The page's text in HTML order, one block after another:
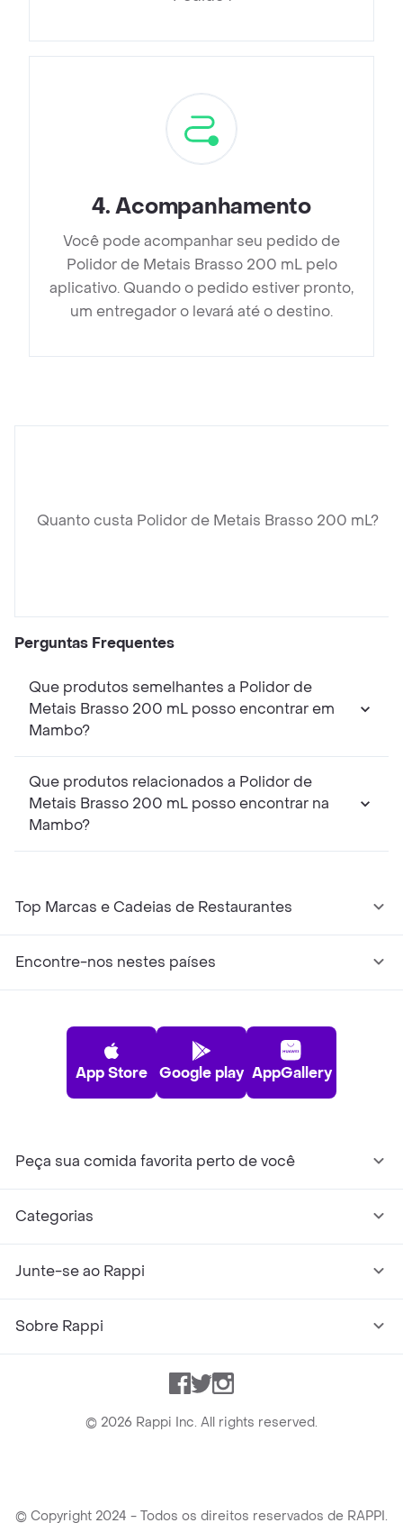
4.Acompanhamento
Você pode acompanhar seu pedido de
Polidor de Metais Brasso 200 mL pelo
aplicativo. Quando o pedido estiver pronto,
um entregador o levará até o destino.
Quanto custa Polidor de Metais Brasso 200 mL?
Perguntas Frequentes
Que produtos semelhantes a Polidor de
Metais Brasso 200 mL posso encontrar em
Mambo?
Que produtos relacionados a Polidor de
Metais Brasso 200 mL posso encontrar na
Mambo?
Top Marcas e Cadeias de Restaurantes
Encontre-nos nestes países
App Store Google play AppGallery
Peça sua comida favorita perto de você
Categorias
Junte-se ao Rappi
Sobre Rappi
Facebook
TwitterInstagram
© 2026 Rappi Inc. All rights reserved.
© Copyright 2024 - Todos os direitos reservados de RAPPI.